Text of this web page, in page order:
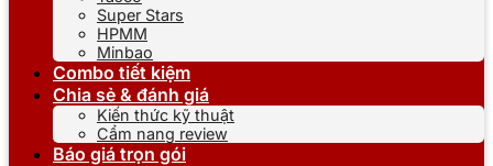
Super Stars
HPMM
Minbao
Combo tiết kiệm
Chia sẻ & đánh giá
Kiến thức kỹ thuật
Cẩm nang review
Báo giá trọn gói